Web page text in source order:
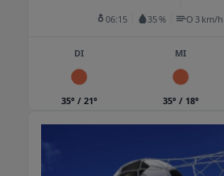
06:15 35 % O 3 km/h
DI
35° / 21°
MI
35° / 18°